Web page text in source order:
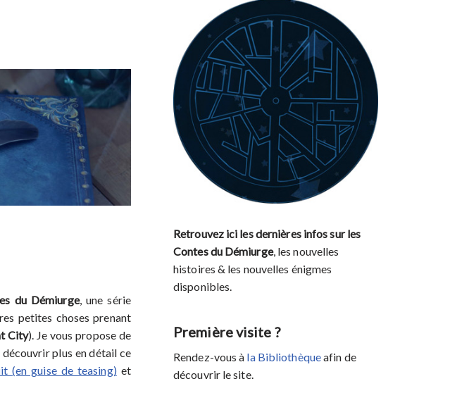
du Démiurge, une série
petites choses prenant
City). Je vous propose de
plus en détail ce
(en guise de teasing) et
Retrouvez ici les dernières infos sur les
Contes du Démiurge, les nouvelles
histoires & les nouvelles énigmes
disponibles.
Première visite ?
Rendez-vous à la Bibliothèqueafin de
découvrir le site.